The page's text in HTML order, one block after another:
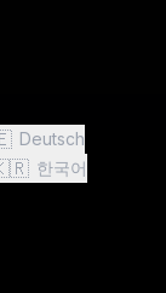
Deutsch
한국어